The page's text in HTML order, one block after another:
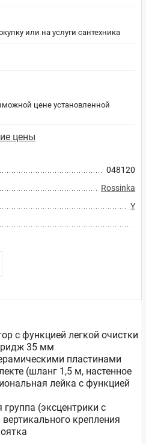
048120
Rossinka
Y
или на услуги сантехника
цене установленной
цены
с функцией легкой очистки
35 мм
пластинами
(шланг 1,5 м, настенное
лейка с функцией
(эксцентрики с
крепления